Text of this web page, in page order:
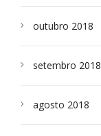
outubro 2018
setembro 2018
agosto 2018